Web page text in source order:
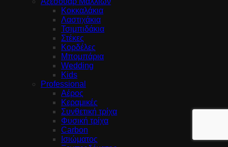
Κοκκαλάκια
Λαστιχάκια
Τσιμπιδάκια
Στέκες
Κορδέλες
Μπομπάρια
Wedding
Kids
Professional
Αέρος
Κεραμικές
Συνθετική τρίχα
Φυσική τρίχα
Carbon
Ισιώματος